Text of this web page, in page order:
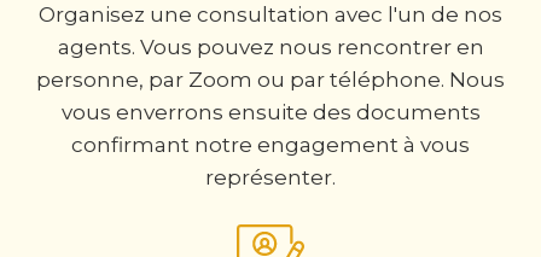
Organisez une consultation avec l'un de nos
agents. Vous pouvez nous rencontrer en
personne, par Zoom ou par téléphone. Nous
vous enverrons ensuite des documents
confirmant notre engagement à vous
représenter.